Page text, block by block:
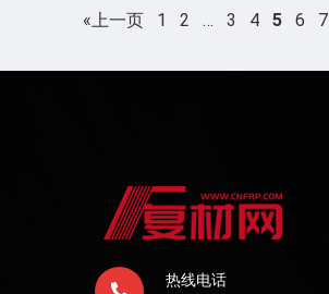
«上一页 1 2 … 3 4 5 6 7
热线电话